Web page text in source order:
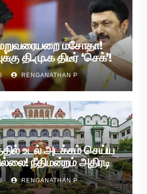
மசோதா!
தி.மு.க திடீர் ‘செக்’!
RENGANATHAN P
உடல் அடக்கம் செய்ய
நீதிமன்றம் அதிரடி
RENGANATHAN P